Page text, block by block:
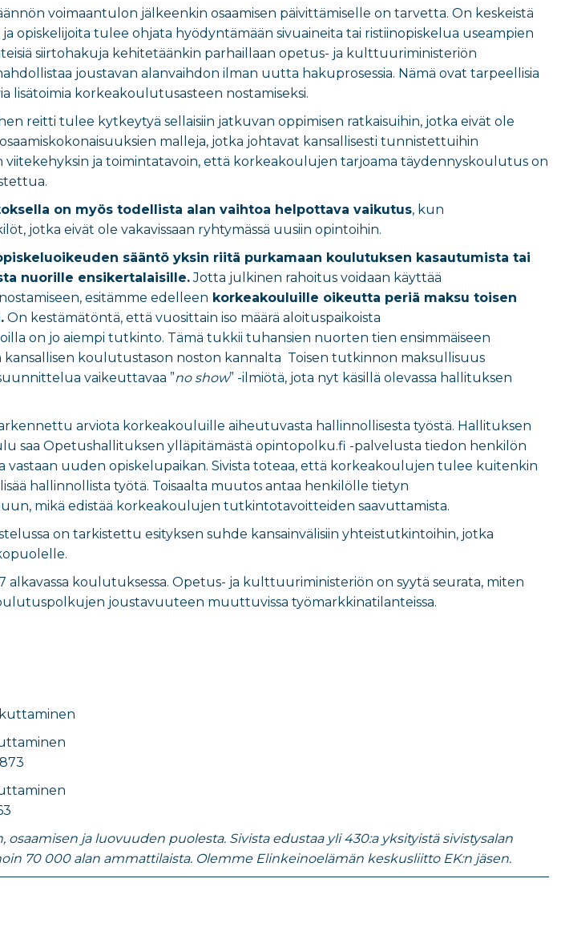
voimaantulon jälkeenkin osaamisen päivittämiselle on tarvetta. On keskeistä
opiskelijoita tulee ohjata hyödyntämään sivuaineita tai ristiinopiskelua useampien
siirtohakuja kehitetäänkin parhaillaan opetus- ja kulttuuriministeriön
joustavan alanvaihdon ilman uutta hakuprosessia. Nämä ovat tarpeellisia
lisätoimia korkeakoulutusasteen nostamiseksi.
reitti tulee kytkeytyä sellaisiin jatkuvan oppimisen ratkaisuihin, jotka eivät ole
malleja, jotka johtavat kansallisesti tunnistettuihin
viitekehyksin ja toimintatavoin, että korkeakoulujen tarjoama täydennyskoulutus on
on myös todellista alan vaihtoa helpottava vaikutus, kun
jotka eivät ole vakavissaan ryhtymässä uusiin opintoihin.
sääntö yksin riitä purkamaan koulutuksen kasautumista tai
nuorille ensikertalaisille.Jotta julkinen rahoitus voidaan käyttää
esitämme edelleen korkeakouluille oikeutta periä maksu toisen
On kestämätöntä, että vuosittain iso määrä aloituspaikoista
on jo aiempi tutkinto. Tämä tukkii tuhansien nuorten tien ensimmäiseen
koulutustason noston kannalta Toisen tutkinnon maksullisuus
vaikeuttavaa ”no show” -ilmiötä, jota nyt käsillä olevassa hallituksen
arviota korkeakouluille aiheutuvasta hallinnollisesta työstä. Hallituksen
saa Opetushallituksen ylläpitämästä opintopolku.fi -palvelusta tiedon henkilön
vastaan uuden opiskelupaikan. Sivista toteaa, että korkeakoulujen tulee kuitenkin
hallinnollista työtä. Toisaalta muutos antaa henkilölle tietyn
mikä edistää korkeakoulujen tutkintotavoitteiden saavuttamista.
on tarkistettu esityksen suhde kansainvälisiin yhteistutkintoihin, jotka
alkavassa koulutuksessa. Opetus- ja kulttuuriministeriön on syytä seurata, miten
joustavuuteen muuttuvissa työmarkkinatilanteissa.
ja luovuuden puolesta. Sivista edustaa yli 430:a yksityistä sivistysalan
70 000 alan ammattilaista. Olemme Elinkeinoelämän keskusliitto EK:n jäsen.